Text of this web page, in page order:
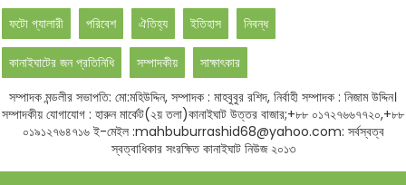
ফটো গ্যালারী পরিবেশ ঐতিহ্য ইতিহাস নিবন্ধ
কানাইঘাটের জন প্রতিনিধি সম্পাদকীয়
সাক্ষাৎকার
সম্পাদক মন্ডলীর সভাপতি: মো:মহিউদ্দিন, সম্পাদক : মাহবুবুর রশিদ, নির্বাহী সম্পাদক : নিজাম উদ্দিন।
সম্পাদকীয় যোগাযোগ : হারুন মার্কেট(২য় তলা)কানাইঘাট উত্তর বাজার;+৮৮ ০১৭২৭৬৬৭৭২০,+৮৮
০১৯১২৭৬৪৭১৬ ই-মেইল :mahbuburrashid68@yahoo.com: সর্বস্বত্ব
স্বত্বাধিকার সংরক্ষিত কানাইঘাট নিউজ ২০১৩